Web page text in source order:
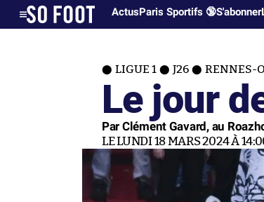
ActusParis Sportifs 🔞S'abonner
LIGUE 1 J26 RENNES-
Le jour
Par Clément Gavard, au
LE LUNDI 18 MARS 2024 À